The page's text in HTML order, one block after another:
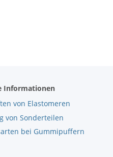
Informationen
von Elastomeren
von Sonderteilen
bei Gummipuffern